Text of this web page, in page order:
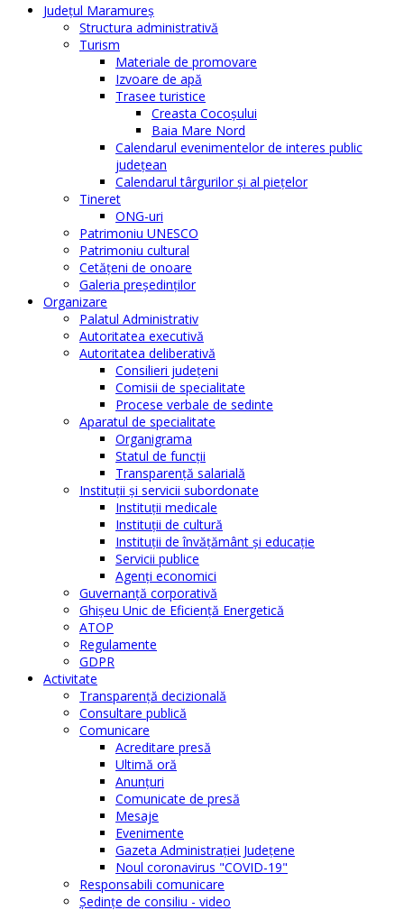
Judeţul Maramureş
Structura administrativă
Turism
Materiale de promovare
Izvoare de apă
Trasee turistice
Creasta Cocoșului
Baia Mare Nord
Calendarul evenimentelor de interes public
judeţean
Calendarul târgurilor şi al pieţelor
Tineret
ONG-uri
Patrimoniu UNESCO
Patrimoniu cultural
Cetăţeni de onoare
Galeria președinților
Organizare
Palatul Administrativ
Autoritatea executivă
Autoritatea deliberativă
Consilieri judeţeni
Comisii de specialitate
Procese verbale de sedinte
Aparatul de specialitate
Organigrama
Statul de funcții
Transparență salarială
Instituţii şi servicii subordonate
Instituţii medicale
Instituţii de cultură
Instituţii de învăţământ şi educaţie
Servicii publice
Agenţi economici
Guvernanță corporativă
Ghişeu Unic de Eficienţă Energetică
ATOP
Regulamente
GDPR
Activitate
Transparenţă decizională
Consultare publică
Comunicare
Acreditare presă
Ultimă oră
Anunţuri
Comunicate de presă
Mesaje
Evenimente
Gazeta Administraţiei Judeţene
Noul coronavirus "COVID-19"
Responsabili comunicare
Şedinţe de consiliu - video